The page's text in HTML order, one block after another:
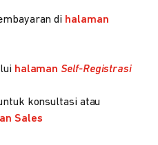
di halaman
halamanSelf-Registrasi
konsultasi atau
Sales